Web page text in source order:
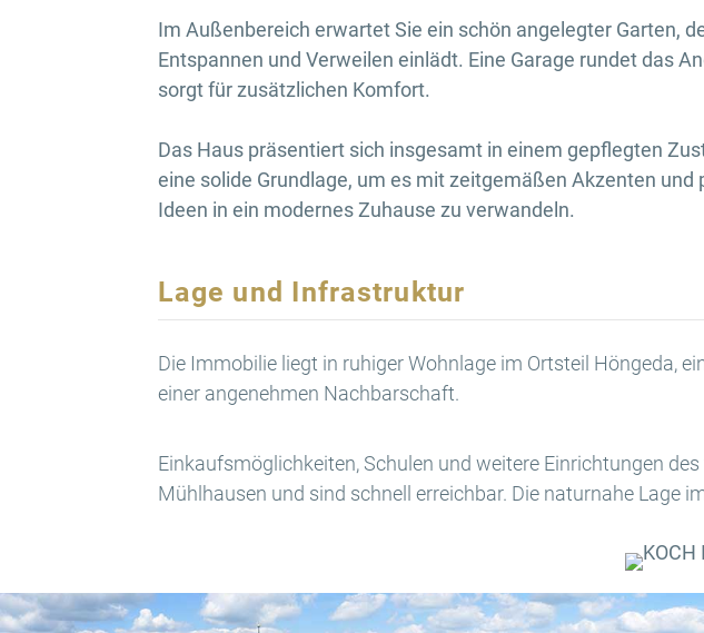
Im Außenbereich erwartet Sie ein schön angelegter Garten,
Entspannen und Verweilen einlädt. Eine Garage rundet das
sorgt für zusätzlichen Komfort.
Das Haus präsentiert sich insgesamt in einem gepflegten
eine solide Grundlage, um es mit zeitgemäßen Akzenten und
Ideen in ein modernes Zuhause zu verwandeln.
Lage und Infrastruktur
Die Immobilie liegt in ruhiger Wohnlage im Ortsteil Höngeda,
einer angenehmen Nachbarschaft.
Einkaufsmöglichkeiten, Schulen und weitere Einrichtungen
Mühlhausen und sind schnell erreichbar. Die naturnahe Lage